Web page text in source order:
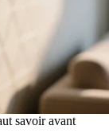
savoir avant